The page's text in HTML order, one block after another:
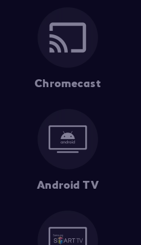
Chromecast
Android TV